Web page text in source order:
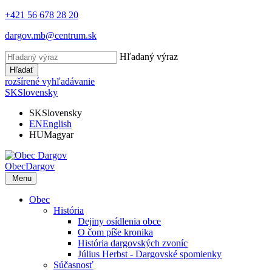
+421 56 678 28 20
dargov.mb@centrum.sk
Hľadaný výraz
Hľadať
rozšírené vyhľadávanie
SKSlovensky
SKSlovensky
ENEnglish
HUMagyar
ObecDargov
Menu
Obec
História
Dejiny osídlenia obce
O čom píše kronika
História dargovských zvoníc
Július Herbst - Dargovské spomienky
Súčasnosť